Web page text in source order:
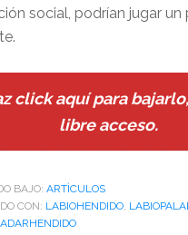
social, podrían jugar un
click aquí para
libre acceso.
BAJO: ARTÌCULOS
CON: LABIOHENDIDO,